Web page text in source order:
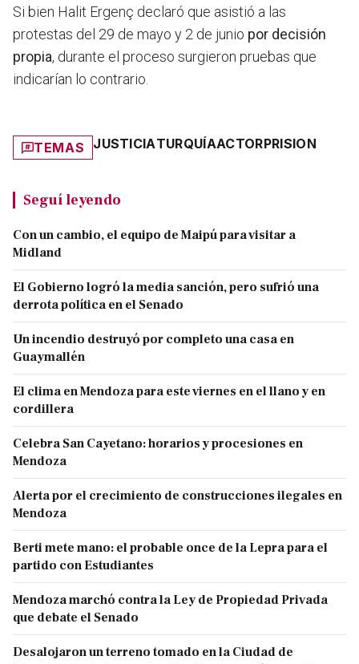
Si bien Halit Ergenç declaró que asistió a las
protestas del 29 de mayo y 2 de junio por decisión
propia, durante el proceso surgieron pruebas que
indicarían lo contrario.
TEMAS JUSTICIATURQUÍAACTORPRISION
Seguí leyendo
Con un cambio, el equipo de Maipú para visitar a
Midland
El Gobierno logró la media sanción, pero sufrió una
derrota política en el Senado
Un incendio destruyó por completo una casa en
Guaymallén
El clima en Mendoza para este viernes en el llano y en
cordillera
Celebra San Cayetano: horarios y procesiones en
Mendoza
Alerta por el crecimiento de construcciones ilegales en
Mendoza
Berti mete mano: el probable once de la Lepra para el
partido con Estudiantes
Mendoza marchó contra la Ley de Propiedad Privada
que debate el Senado
Desalojaron un terreno tomado en la Ciudad de